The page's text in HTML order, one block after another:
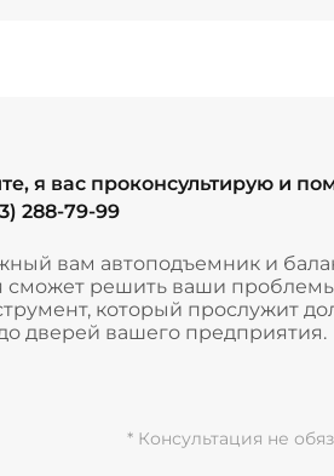
я вас проконсультирую и
288-79-99
вам автоподъемник и
сможет решить ваши
который прослужит
дверей вашего предприятия.
* Консультация не